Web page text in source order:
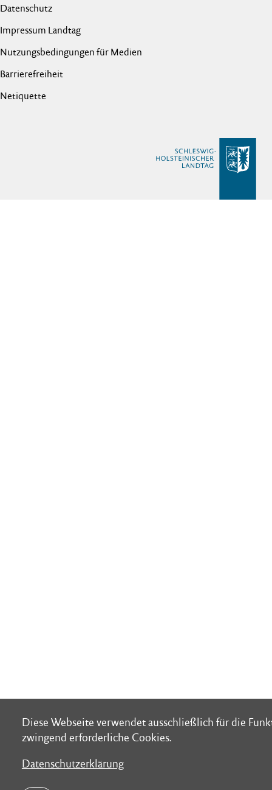
Diese Webseite verwendet ausschließlich für die
zwingend erforderliche Cookies.
Datenschutzerklärung
Diese Webseite verwendet ausschließlich für die
zwingend erforderliche Cookies.
Datenschutzerklärung
Datenschutz
Impressum Landtag
Nutzungsbedingungen für Medien
Barrierefreiheit
Netiquette